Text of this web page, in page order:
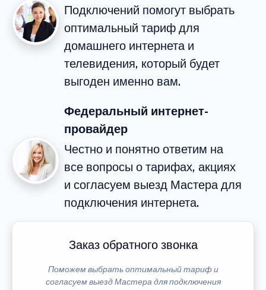
Подключений помогут выбрать
оптимальный тариф для
домашнего интернета и
телевидения, который будет
выгоден именно вам.
Федеральный интернет-
провайдер
Честно и понятно ответим на
все вопросы о тарифах, акциях
и согласуем выезд Мастера для
подключения интернета.
Заказ обратного звонка
Поможем выбрать оптимальный тариф и
согласуем выезд Мастера для подключения